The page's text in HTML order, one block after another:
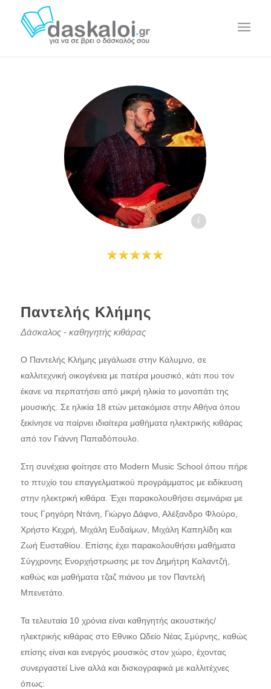
Παντελής Κλημής daskaloi.gr
Παντελής Κλήμης
Δάσκαλος - καθηγητής κιθάρας
Ο Παντελής Κλήμης μεγάλωσε στην Κάλυμνο, σε
καλλιτεχνική οικογένεια με πατέρα μουσικό, κάτι που τον
έκανε να περπατήσει από μικρή ηλικία το μονοπάτι της
μουσικής. Σε ηλικία 18 ετών μετακόμισε στην Αθήνα όπου
ξεκίνησε να παίρνει ιδιαίτερα μαθήματα ηλεκτρικής κιθάρας
από τον Γιάννη Παπαδόπουλο.
Στη συνέχεια φοίτησε στο Modern Music School όπου πήρε
το πτυχίο του επαγγελματικού προγράμματος με ειδίκευση
στην ηλεκτρική κιθάρα. Έχει παρακολουθήσει σεμινάρια με
τους Γρηγόρη Ντάνη, Γιώργο Δάφνο, Αλέξανδρο Φλούρο,
Χρήστο Κεχρή, Μιχάλη Ευδαίμων, Μιχάλη Καπηλίδη και
Ζωή Ευσταθίου. Επίσης έχει παρακολουθήσει μαθήματα
Σύγχρονης Ενορχήστρωσης με τον Δημήτρη Καλαντζή,
καθώς και μαθήματα τζαζ πιάνου με τον Παντελή
Μπενετάτο.
Τα τελευταία 10 χρόνια είναι καθηγητής ακουστικής/
ηλεκτρικής κιθάρας στο Εθνικο Ωδείο Νέας Σμύρνης, καθώς
επίσης είναι και ενεργός μουσικός στον χώρο, έχοντας
συνεργαστεί Live αλλά και δισκογραφικά με καλλιτέχνες
όπως: